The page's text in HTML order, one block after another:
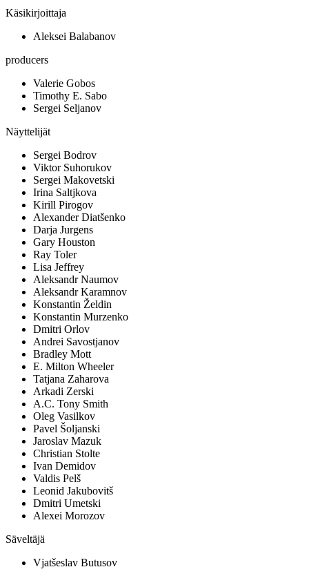
Käsikirjoittaja
Aleksei Balabanov
producers
Valerie Gobos
Timothy E. Sabo
Sergei Seljanov
Näyttelijät
Sergei Bodrov
Viktor Suhorukov
Sergei Makovetski
Irina Saltjkova
Kirill Pirogov
Alexander Diatšenko
Darja Jurgens
Gary Houston
Ray Toler
Lisa Jeffrey
Aleksandr Naumov
Aleksandr Karamnov
Konstantin Želdin
Konstantin Murzenko
Dmitri Orlov
Andrei Savostjanov
Bradley Mott
E. Milton Wheeler
Tatjana Zaharova
Arkadi Zerski
A.C. Tony Smith
Oleg Vasilkov
Pavel Šoljanski
Jaroslav Mazuk
Christian Stolte
Ivan Demidov
Valdis Pelš
Leonid Jakubovitš
Dmitri Umetski
Alexei Morozov
Säveltäjä
Vjatšeslav Butusov